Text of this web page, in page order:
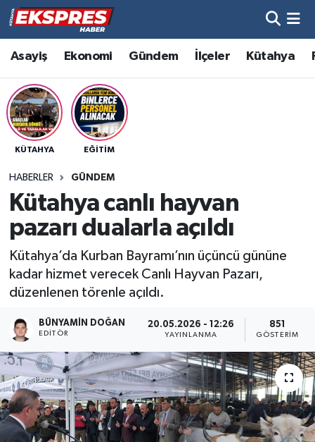
Asayiş Ekonomi Gündem İlçeler Kütahya
KÜTAHYA EĞITIM
HABERLER GÜNDEM
Kütahya canlı hayvan
pazarı dualarla açıldı
Kütahya’da Kurban Bayramı’nın üçüncü gününe
kadar hizmet verecek Canlı Hayvan Pazarı,
düzenlenen törenle açıldı.
BÜNYAMIN DOĞAN
EDITÖR
20.05.2026 - 12:26
YAYINLANMA
851
GÖSTERIM
Altıntaş
Asayiş
Aslanapa
Bölge
Çavdarhisar
Domaniç
Eğitim
Ekonomi
Hava Durumu
Trafik Durumu
Süper Lig Puan Durumu ve Fikstür
Son Dakika Haberleri
Haber Arşivi